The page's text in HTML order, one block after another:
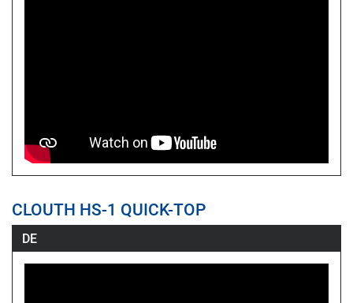
CLOUTH HS-1 QUICK-TOP
DE